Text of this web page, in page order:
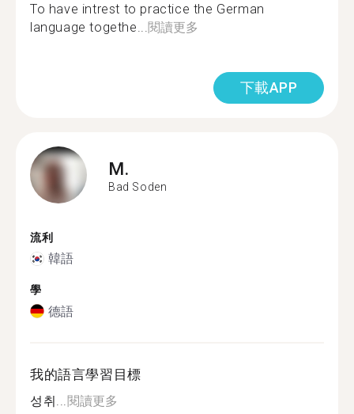
To have intrest to practice the German
language togethe... 閱讀更多
下載APP
M.
Bad Soden
流利
韓語
學
德語
我的語言學習目標
성취... 閱讀更多